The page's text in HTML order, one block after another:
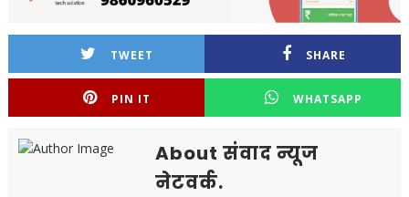
TWEET SHARE
PIN IT WHATSAPP
About संवाद न्यूज
नेटवर्क.